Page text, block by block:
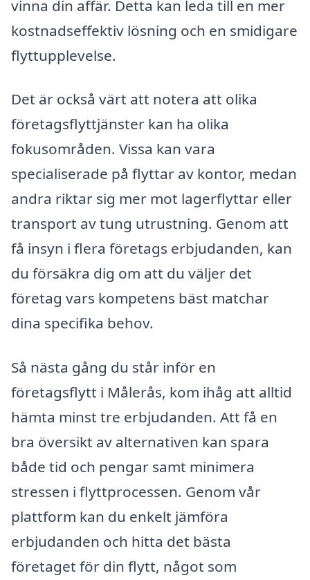
vinna din affär. Detta kan leda till en mer
kostnadseffektiv lösning och en smidigare
flyttupplevelse.
Det är också värt att notera att olika
företagsflyttjänster kan ha olika
fokusområden. Vissa kan vara
specialiserade på flyttar av kontor, medan
andra riktar sig mer mot lagerflyttar eller
transport av tung utrustning. Genom att
få insyn i flera företags erbjudanden, kan
du försäkra dig om att du väljer det
företag vars kompetens bäst matchar
dina specifika behov.
Så nästa gång du står inför en
företagsflytt i Målerås, kom ihåg att alltid
hämta minst tre erbjudanden. Att få en
bra översikt av alternativen kan spara
både tid och pengar samt minimera
stressen i flyttprocessen. Genom vår
plattform kan du enkelt jämföra
erbjudanden och hitta det bästa
företaget för din flytt, något som